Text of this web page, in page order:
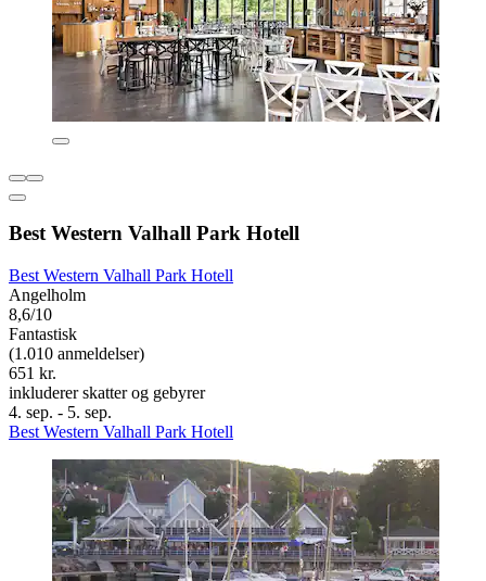
Best Western Valhall Park Hotell
Best Western Valhall Park Hotell
Angelholm
8,6/10
Fantastisk
(1.010 anmeldelser)
651 kr.
inkluderer skatter og gebyrer
4. sep. - 5. sep.
Best Western Valhall Park Hotell